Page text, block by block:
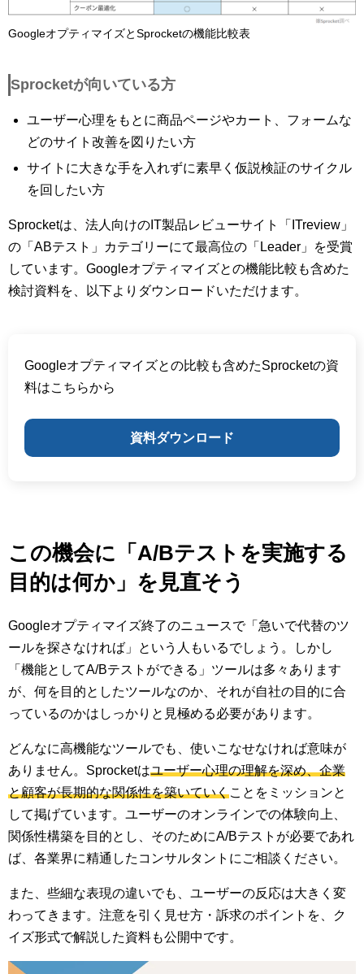
GoogleオプティマイズとSprocketの機能比較表
Sprocketが向いている方
ユーザー心理をもとに商品ページやカート、フォームな
どのサイト改善を図りたい方
サイトに大きな手を入れずに素早く仮説検証のサイクル
を回したい方
Sprocketは、法人向けのIT製品レビューサイト「ITreview」
の「ABテスト」カテゴリーにて最高位の「Leader」を受賞
しています。Googleオプティマイズとの機能比較も含めた
検討資料を、以下よりダウンロードいただけます。
Googleオプティマイズとの比較も含めたSprocketの資
料はこちらから
資料ダウンロード
この機会に「A/Bテストを実施する
目的は何か」を見直そう
Googleオプティマイズ終了のニュースで「急いで代替のツ
ールを探さなければ」という人もいるでしょう。しかし
「機能としてA/Bテストができる」ツールは多々あります
が、何を目的としたツールなのか、それが自社の目的に合
っているのかはしっかりと見極める必要があります。
どんなに高機能なツールでも、使いこなせなければ意味が
ありません。Sprocketはユーザー心理の理解を深め、企業
と顧客が長期的な関係性を築いていくことをミッションと
して掲げています。ユーザーのオンラインでの体験向上、
関係性構築を目的とし、そのためにA/Bテストが必要であれ
ば、各業界に精通したコンサルタントにご相談ください。
また、些細な表現の違いでも、ユーザーの反応は大きく変
わってきます。注意を引く見せ方・訴求のポイントを、ク
イズ形式で解説した資料も公開中です。